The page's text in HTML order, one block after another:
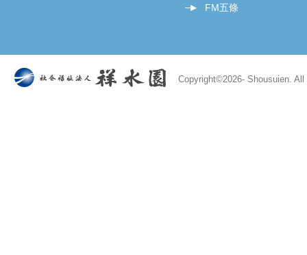
FM五條
Copyright©2026- Shousuien.